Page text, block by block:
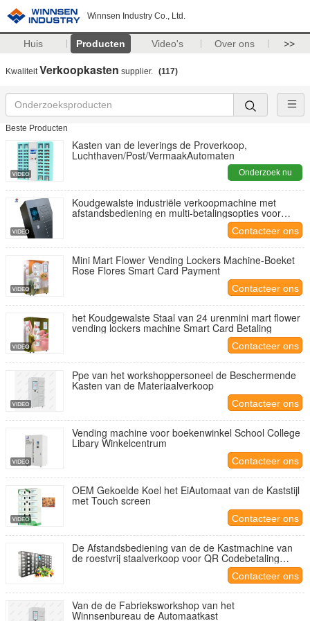
Winnsen Industry Co., Ltd.
Huis Producten Video's Over ons >>
Laat een bericht achter
We bellen je snel terug!
KwaliteitVerkoopkasten supplier. (117)
Beste Producten
Kasten van de leverings de Proverkoop,
Luchthaven/Post/VermaakAutomaten
Onderzoek nu
Koudgewalste industriële verkoopmachine met
afstandsbediening en multi-betalingsopties voor
Contacteer ons
Mini Mart Flower Vending Lockers Machine-Boeket
Rose Flores Smart Card Payment
Contacteer ons
het Koudgewalste Staal van 24 urenmini mart flower
vending lockers machine Smart Card Betaling
Contacteer ons
Ppe van het workshoppersoneel de Beschermende
Kasten van de Materiaalverkoop
Contacteer ons
Vending machine voor boekenwinkel School College
Libary Winkelcentrum
Contacteer ons
OEM Gekoelde Koel het EiAutomaat van de Kaststijl
met Touch screen
Contacteer ons
De Afstandsbediening van de de Kastmachine van
de roestvrij staalverkoop voor QR Codebetaling
Contacteer ons
Van de de Fabrieksworkshop van het
Winnsenbureau de Automaatkast